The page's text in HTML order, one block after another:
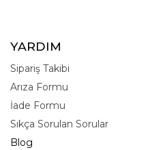
YARDIM
Sipariş Takibi
Arıza Formu
İade Formu
Sıkça Sorulan Sorular
Blog